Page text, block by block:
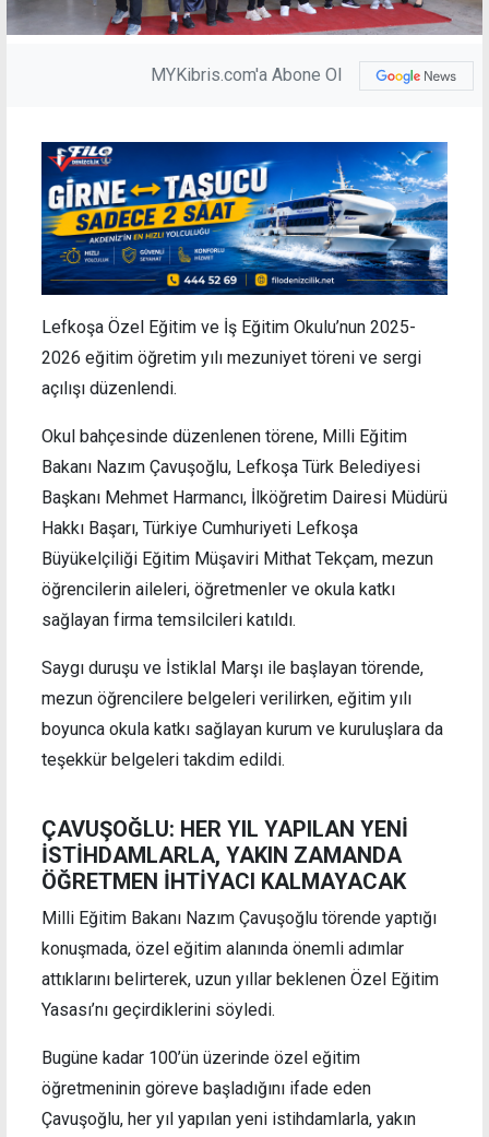
MYKibris.com'a Abone Ol
Lefkoşa Özel Eğitim ve İş Eğitim Okulu’nun 2025-
2026 eğitim öğretim yılı mezuniyet töreni ve sergi
açılışı düzenlendi.
Okul bahçesinde düzenlenen törene, Milli Eğitim
Bakanı Nazım Çavuşoğlu, Lefkoşa Türk Belediyesi
Başkanı Mehmet Harmancı, İlköğretim Dairesi Müdürü
Hakkı Başarı, Türkiye Cumhuriyeti Lefkoşa
Büyükelçiliği Eğitim Müşaviri Mithat Tekçam, mezun
öğrencilerin aileleri, öğretmenler ve okula katkı
sağlayan firma temsilcileri katıldı.
Saygı duruşu ve İstiklal Marşı ile başlayan törende,
mezun öğrencilere belgeleri verilirken, eğitim yılı
boyunca okula katkı sağlayan kurum ve kuruluşlara da
teşekkür belgeleri takdim edildi.
ÇAVUŞOĞLU: HER YIL YAPILAN YENİ
İSTİHDAMLARLA, YAKIN ZAMANDA
ÖĞRETMEN İHTİYACI KALMAYACAK
Milli Eğitim Bakanı Nazım Çavuşoğlu törende yaptığı
konuşmada, özel eğitim alanında önemli adımlar
attıklarını belirterek, uzun yıllar beklenen Özel Eğitim
Yasası’nı geçirdiklerini söyledi.
Bugüne kadar 100’ün üzerinde özel eğitim
öğretmeninin göreve başladığını ifade eden
Çavuşoğlu, her yıl yapılan yeni istihdamlarla, yakın